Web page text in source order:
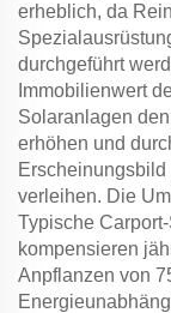
erheblich, da
durchgeführt
Immobilienwert
Solaranlagen
erhöhen und
verleihen. Die
Typische
kompensieren
Anpflanzen von